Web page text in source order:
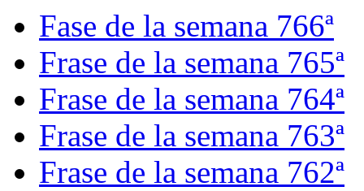
Fase de la semana 766ª
Frase de la semana 765ª
Frase de la semana 764ª
Frase de la semana 763ª
Frase de la semana 762ª